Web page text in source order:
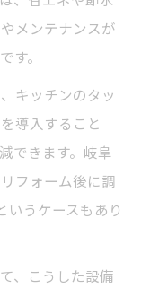
メンテナンスが
す。
キッチンのタッ
導入すること
できます。岐阜
フォーム後に調
いうケースもあり
、こうした設備